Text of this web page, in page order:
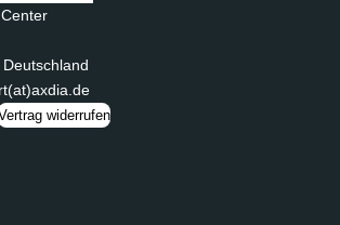
Deutschland
widerrufen